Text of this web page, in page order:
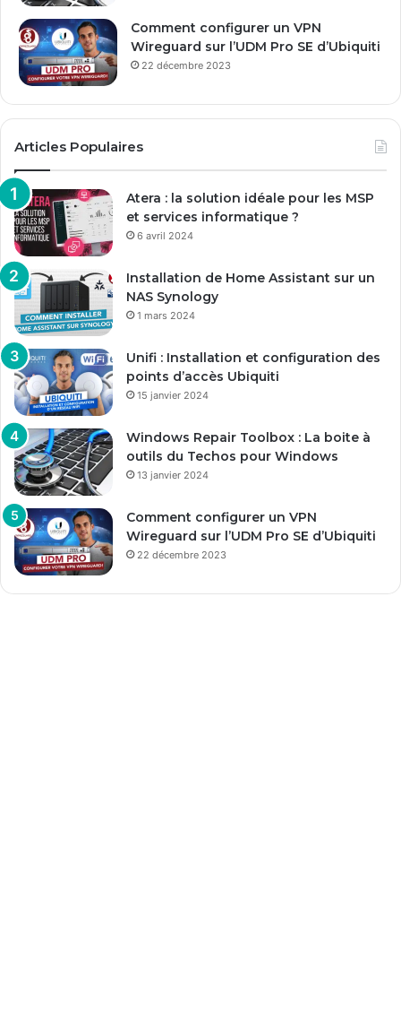
Comment configurer un VPN
Wireguard sur l’UDM Pro SE d’Ubiquiti
22 décembre 2023
Articles Populaires
Atera : la solution idéale pour les MSP
et services informatique ?
6 avril 2024
Installation de Home Assistant sur un
NAS Synology
1 mars 2024
Unifi : Installation et configuration des
points d’accès Ubiquiti
15 janvier 2024
Windows Repair Toolbox : La boite à
outils du Techos pour Windows
13 janvier 2024
Comment configurer un VPN
Wireguard sur l’UDM Pro SE d’Ubiquiti
22 décembre 2023